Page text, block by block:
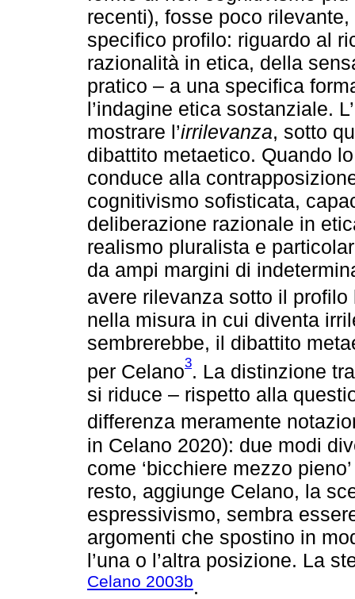
recenti), fosse poco
specifico profilo: riguardo al
razionalità in etica, della
pratico – a una specifica
l’indagine etica sostanziale.
mostrare l’irrilevanza, sotto
dibattito metaetico. Quando
conduce alla
cognitivismo sofisticata,
deliberazione razionale in
realismo pluralista e
da ampi margini di
avere rilevanza sotto il
nella misura in cui diventa
sembrerebbe, il dibattito
per Celano3. La distinzione
si riduce – rispetto alla
differenza meramente
in Celano 2020): due modi
come ‘bicchiere mezzo
resto, aggiunge Celano, la
espressivismo, sembra
argomenti che spostino in
l’una o l’altra posizione. La
Celano 2003b.